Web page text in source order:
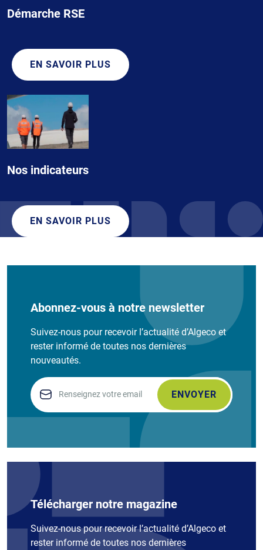
Démarche RSE
EN SAVOIR PLUS
Nos indicateurs
EN SAVOIR PLUS
Abonnez-vous à notre newsletter
Suivez-nous pour recevoir l’actualité d’Algeco et
rester informé de toutes nos dernières
nouveautés.
Télécharger notre magazine
Suivez-nous pour recevoir l’actualité d’Algeco et
rester informé de toutes nos dernières